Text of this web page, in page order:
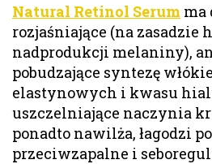
Natural Retinol Serum ma
rozjaśniające (na zasadzie
nadprodukcji melaniny),
pobudzające syntezę
elastynowych i kwasu
uszczelniające naczynia
ponadto nawilża, łagodzi
przeciwzapalne i